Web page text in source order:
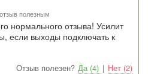
полезным
нормального отзыва! Усилит
если выходы подключать к
Отзыв полезен? Да (4) | Нет (2)